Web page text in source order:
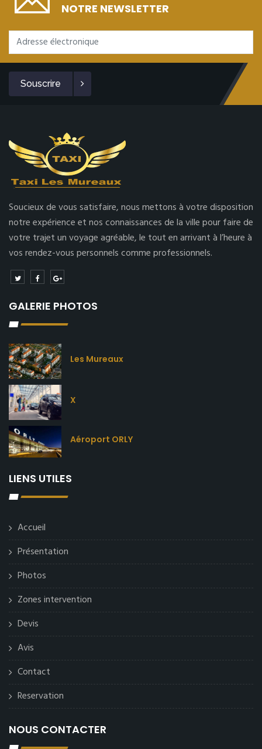
NOTRE NEWSLETTER
Souscrire
Soucieux de vous satisfaire, nous mettons à votre disposition
notre expérience et nos connaissances de la ville pour faire de
votre trajet un voyage agréable, le tout en arrivant à l’heure à
vos rendez-vous personnels comme professionnels.
GALERIE PHOTOS
Les Mureaux
X
Aéroport ORLY
LIENS UTILES
Accueil
Présentation
Photos
Zones intervention
Devis
Avis
Contact
Reservation
NOUS CONTACTER